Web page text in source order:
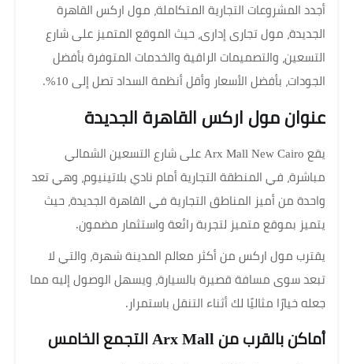
أجدد المشروعات التجارية المتكاملة، مول اركس القاهرة
الجديدة، مول تجارى إدارى، حيث الموقع المتميز على شارع
التسعين، والتصميمات الراقية والخدمات المتوفرة بأفضل
الجودات، بأفضل الأسعار وأقل أنظمة السداد تصل إلى 10%.
عنوان مول اركس القاهرة الجديدة
يقع Arx Mall New Cairo على شارع التسعين الشمالي
مباشرة، في المنطقة التجارية أمام نادي بلاتينيوم، وهي تعد
واحدة من أميز المناطق التجارية في القاهرة الجديدة، حيث
يتميز بموقع متميز لتجربة رائعة واستثمار مضمون.
يقترب مول اركس من أكثر معالم المدينة شهرة، والتي لا
تبعد سوى مسافة قصيرة بالسيارة، ويسهل الوصول إليه مما
جعله خيارًا مثاليًا لك أثناء التنقل باستمرار.
أماكن بالقرب من Arx Mall التجمع الخامس